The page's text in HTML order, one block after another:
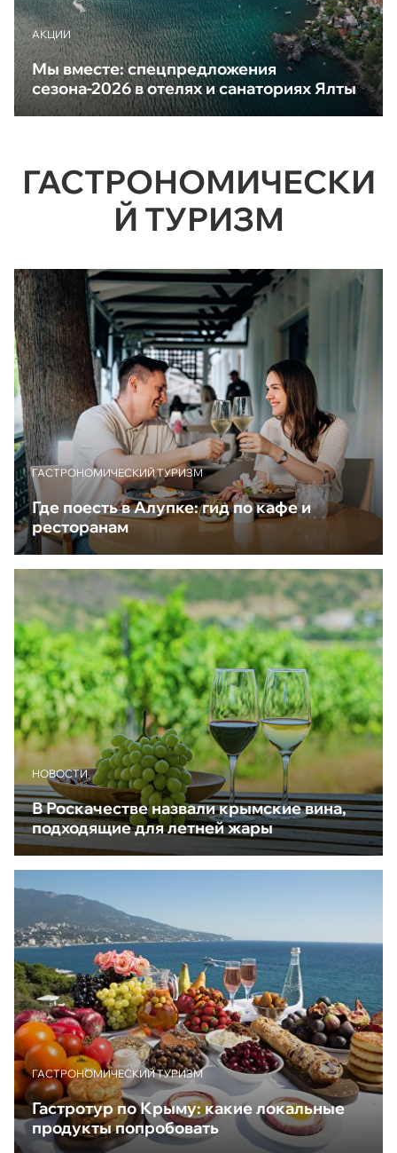
АКЦИИ
Мы вместе: спецпредложения
сезона-2026 в отелях и санаториях Ялты
ГАСТРОНОМИЧЕСКИ
Й ТУРИЗМ
ГАСТРОНОМИЧЕСКИЙ ТУРИЗМ
Где поесть в Алупке: гид по кафе и
ресторанам
НОВОСТИ
В Роскачестве назвали крымские вина,
подходящие для летней жары
ГАСТРОНОМИЧЕСКИЙ ТУРИЗМ
Гастротур по Крыму: какие локальные
продукты попробовать